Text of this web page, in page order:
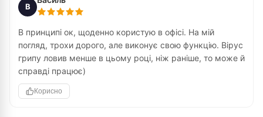
В
В принципі ок, щоденно користую в офісі. На мій
погляд, трохи дорого, але виконує свою функцію. Вірус
грипу ловив менше в цьому році, ніж раніше, то може й
справді працює)
Корисно